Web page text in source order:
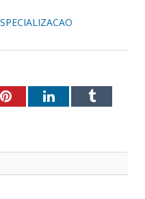
PinterestLinkedInTumblr